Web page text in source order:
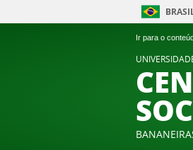
Ir para o